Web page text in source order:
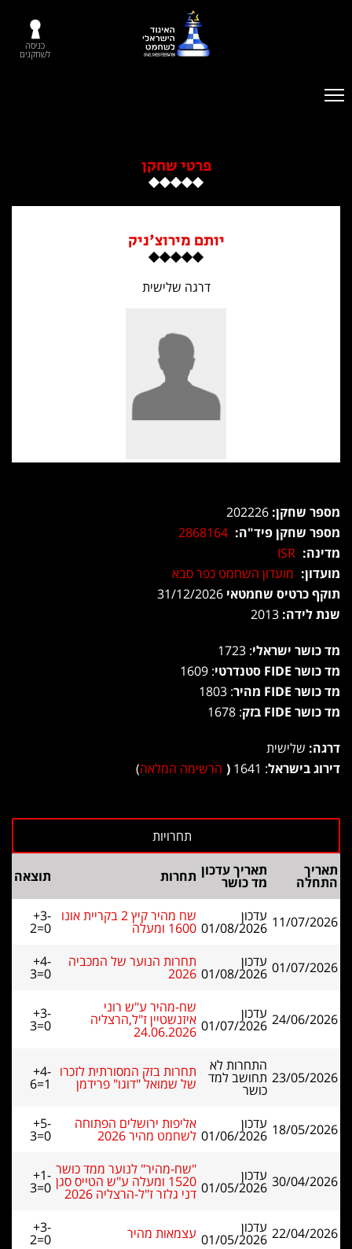
כניסה
לשחקנים
פרטי שחקן
יותם מירוצ'ניק
דרגה שלישית
מספר שחקן:
מספר שחקן פיד"ה: 2868164
מדינה: ISR
מועדון: מועדון השחמט כפר סבא
תוקף כרטיס שחמטאי
שנת לידה:
מד כושר ישראלי: 1723
מד כושר FIDE סטנדרטי
: 1609
מד כושר FIDE מהיר
: 1803
מד כושר FIDE בזק
: 1678
דרגה: שלישית
דירוג בישראל: 1641
( הרשימה המלאה)
תאריך
התחלה
תאריך עדכון
מד כושר תחרות תוצאה
11/07/2026 עדכון
01/08/2026
שח מהיר קיץ 2 בקריית אונו
1600 ומעלה
+3-
2=0
01/07/2026 עדכון
01/08/2026
תחרות הנוער של המכביה
2026
+4-
3=0
24/06/2026 עדכון
01/07/2026
שח-מהיר ע"ש רוני
איזנשטיין ז"ל,הרצליה
24.06.2026
+3-
3=0
23/05/2026
התחרות לא
תחושב למד
כושר
תחרות בזק המסורתית לזכרו
של שמואל "דוגו" פרידמן
+4-
6=1
18/05/2026 עדכון
01/06/2026
אליפות ירושלים הפתוחה
לשחמט מהיר 2026
+5-
3=0
30/04/2026 עדכון
01/05/2026
"שח-מהיר" לנוער ממד כושר
1520 ומעלה ע"ש הטייס סגן
דני גלזר ז"ל-הרצליה 2026
+1-
3=0
22/04/2026 עדכון
01/05/2026 עצמאות מהיר +3-
2=0